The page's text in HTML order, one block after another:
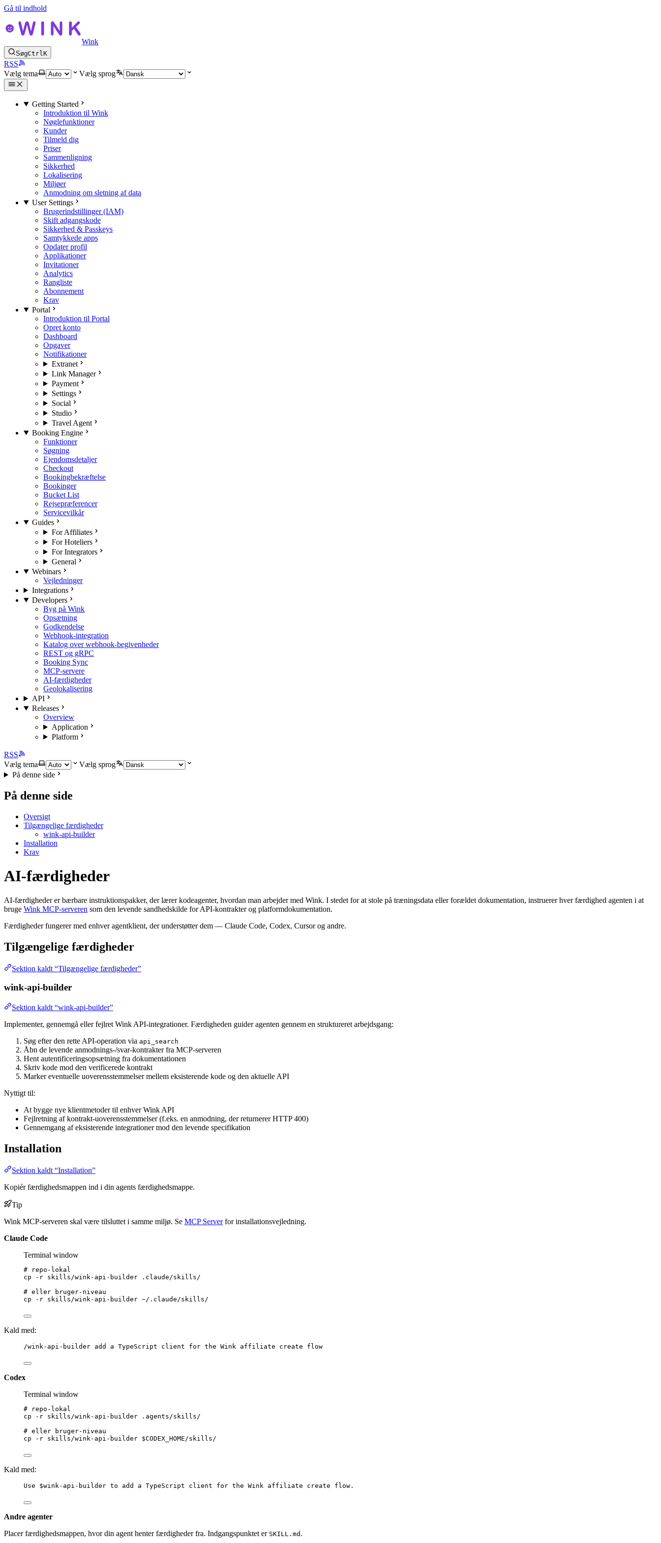
Gå til indhold
Wink
SøgCtrlK
RSS
Vælg tema
Vælg sprog
Getting Started
Introduktion til Wink
Nøglefunktioner
Kunder
Tilmeld dig
Priser
Sammenligning
Sikkerhed
Lokalisering
Miljøer
Anmodning om sletning af data
User Settings
Brugerindstillinger (IAM)
Skift adgangskode
Sikkerhed & Passkeys
Samtykkede apps
Opdater profil
Applikationer
Invitationer
Analytics
Rangliste
Abonnement
Krav
Portal
Introduktion til Portal
Opret konto
Dashboard
Opgaver
Notifikationer
Extranet
Link Manager
Payment
Settings
Social
Studio
Travel Agent
Booking Engine
Funktioner
Søgning
Ejendomsdetaljer
Checkout
Bookingbekræftelse
Bookinger
Bucket List
Rejsepræferencer
Servicevilkår
Guides
For Affiliates
For Hoteliers
For Integrators
General
Webinars
Vejledninger
Integrations
Developers
Byg på Wink
Opsætning
Godkendelse
Webhook-integration
Katalog over webhook-begivenheder
REST og gRPC
Booking Sync
MCP-servere
AI-færdigheder
Geolokalisering
API
Releases
Overview
Application
Platform
RSS
Vælg tema
Vælg sprog
På denne side
På denne side
Oversigt
Tilgængelige færdigheder
wink-api-builder
Installation
Krav
AI-færdigheder
AI-færdigheder er bærbare instruktionspakker, der lærer kodeagenter, hvordan man arbejder med Wink. I stedet for at stole på træningsdata eller forældet dokumentation, instruerer hver færdighed agenten i at
bruge Wink MCP-serveren som den levende sandhedskilde for API-kontrakter og platformdokumentation.
Færdigheder fungerer med enhver agentklient, der understøtter dem — Claude Code, Codex, Cursor og andre.
Tilgængelige færdigheder
Sektion kaldt “Tilgængelige færdigheder”
wink-api-builder
Sektion kaldt “wink-api-builder”
Implementer, gennemgå eller fejlret Wink API-integrationer. Færdigheden guider agenten gennem en struktureret arbejdsgang:
Søg efter den rette API-operation via api_search
Åbn de levende anmodnings-/svar-kontrakter fra MCP-serveren
Hent autentificeringsopsætning fra dokumentationen
Skriv kode mod den verificerede kontrakt
Marker eventuelle uoverensstemmelser mellem eksisterende kode og den aktuelle API
Nyttigt til:
At bygge nye klientmetoder til enhver Wink API
Fejlretning af kontrakt-uoverensstemmelser (f.eks. en anmodning, der returnerer HTTP 400)
Gennemgang af eksisterende integrationer mod den levende specifikation
Installation
Sektion kaldt “Installation”
Kopiér færdighedsmappen ind i din agents færdighedsmappe.
Tip
Wink MCP-serveren skal være tilsluttet i samme miljø. Se MCP Serverfor installationsvejledning.
Claude Code
Terminal window
# repo-lokal
cp
-r skills/wink-api-builder
.claude/skills/
# eller bruger-niveau
cp
-r skills/wink-api-builder ~/.claude/skills/
Kald med:
/wink-api-builder add a TypeScript client for the Wink affiliate create flow
Codex
Terminal window
# repo-lokal
cp
-r skills/wink-api-builder
.agents/skills/
# eller bruger-niveau
cp
-r skills/wink-api-builder $CODEX_HOME /skills/
Kald med:
Use $wink-api-builder to add a TypeScript client for the Wink affiliate create flow.
Andre agenter
Placer færdighedsmappen, hvor din agent henter færdigheder fra. Indgangspunktet er SKILL.md .